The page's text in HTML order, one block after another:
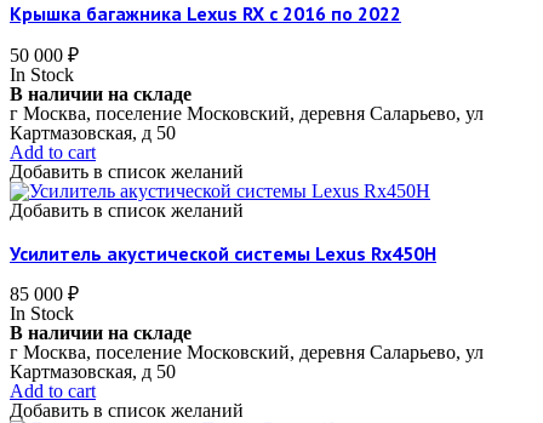
Крышка багажника Lexus RX c 2016 по 2022
50 000 ₽
In Stock
В наличии на складе
г Москва, поселение Московский, деревня Саларьево, ул
Картмазовская, д 50
Add to cart
Добавить в список желаний
Добавить в список желаний
Усилитель акустической системы Lexus Rx450H
85 000 ₽
In Stock
В наличии на складе
г Москва, поселение Московский, деревня Саларьево, ул
Картмазовская, д 50
Add to cart
Добавить в список желаний